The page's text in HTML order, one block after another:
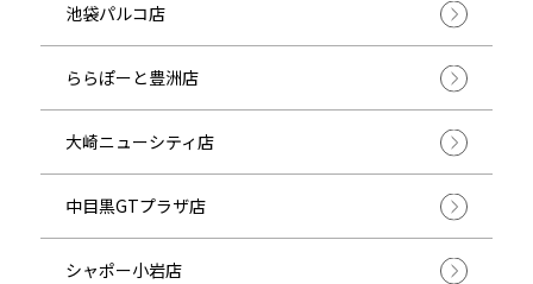
池袋パルコ店
ららぽーと豊洲店
大崎ニューシティ店
中目黒GTプラザ店
シャポー小岩店